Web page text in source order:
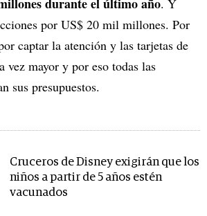
durante el último año. Y
por US$ 20 mil millones. Por
captar la atención y las tarjetas de
vez mayor y por eso todas las
sus presupuestos.
Cruceros de Disney exigirán que los
niños a partir de 5 años estén
vacunados